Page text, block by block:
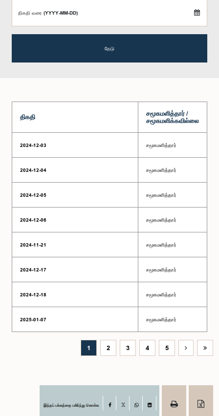
திகதி வரை (YYYY-MM-DD)
தேடு
திகதி
சமூகமளித்தார் /
சமூகமளிக்கவில்லை
2024-12-03 சமூகமளித்தார்
2024-12-04 சமூகமளித்தார்
2024-12-05 சமூகமளித்தார்
2024-12-06 சமூகமளித்தார்
2024-11-21 சமூகமளித்தார்
2024-12-17 சமூகமளித்தார்
2024-12-18 சமூகமளித்தார்
2025-01-07 சமூகமளித்தார்
1 2 3 4 5
இந்தப் பக்கத்தை பகிர்ந்து கொள்க Facebook